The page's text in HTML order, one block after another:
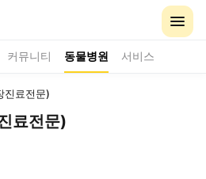
커뮤니티 동물병원 서비스
진료전문)
료전문)